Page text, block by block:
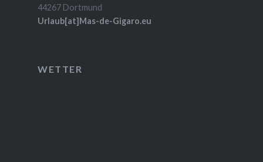
44267 Dortmund
Urlaub[at]Mas-de-Gigaro.eu
WETTER